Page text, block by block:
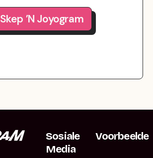
Skep ’n Joyogram
Sosiale
Media
Voorbeelde